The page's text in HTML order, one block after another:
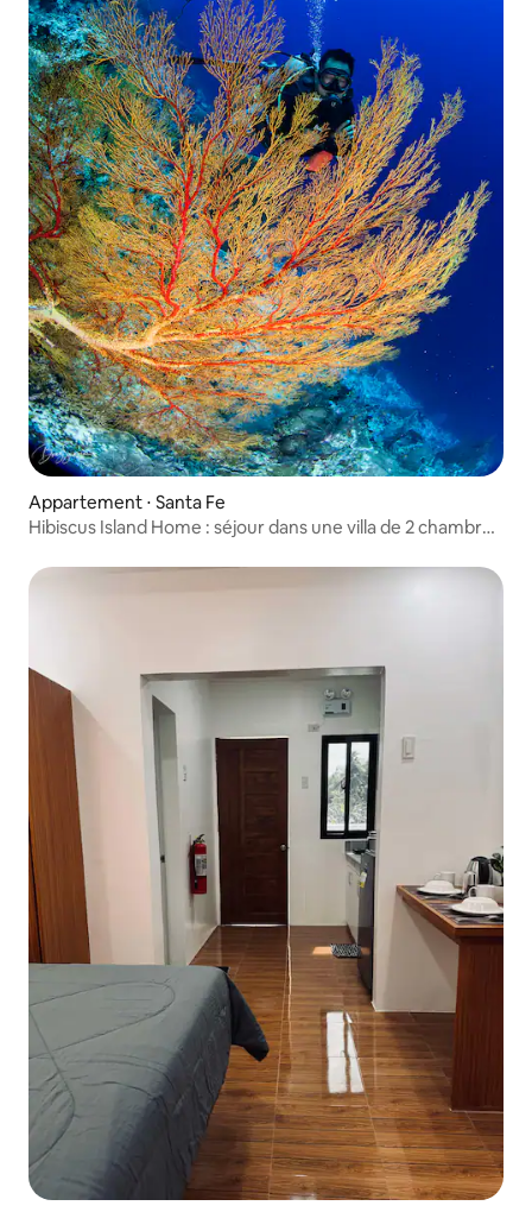
Appartement ⋅ Santa Fe
Hibiscus Island Home : séjour dans une villa de 2 chambres